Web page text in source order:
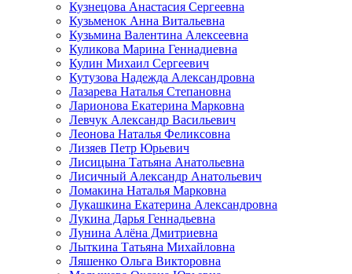
Кузнецова Анастасия Сергеевна
Кузьменок Анна Витальевна
Кузьмина Валентина Алексеевна
Куликова Марина Геннадиевна
Кулин Михаил Сергеевич
Кутузова Надежда Александровна
Лазарева Наталья Степановна
Ларионова Екатерина Марковна
Левчук Александр Васильевич
Леонова Наталья Феликсовна
Лизяев Петр Юрьевич
Лисицына Татьяна Анатольевна
Лисичный Александр Анатольевич
Ломакина Наталья Марковна
Лукашкина Екатерина Александровна
Лукина Дарья Геннадьевна
Лунина Алёна Дмитриевна
Лыткина Татьяна Михайловна
Ляшенко Ольга Викторовна